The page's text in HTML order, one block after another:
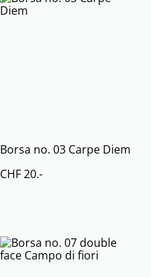
Borsa no. 03 Carpe Diem
CHF 20.-